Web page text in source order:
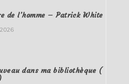
de l’homme – Patrick White
dans ma bibliothèque (